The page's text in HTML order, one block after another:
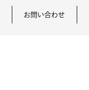
お問い合わせ